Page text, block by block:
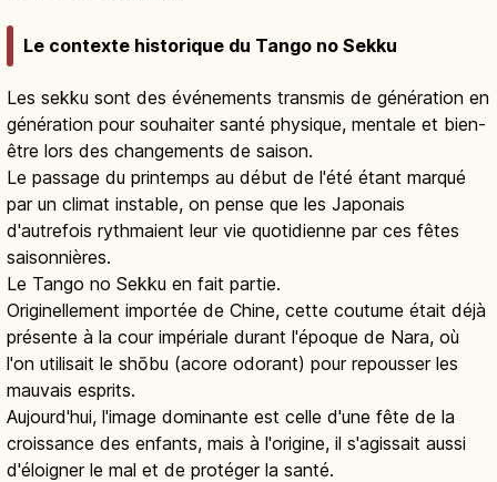
Le contexte historique du Tango no Sekku
Les sekku sont des événements transmis de génération en
génération pour souhaiter santé physique, mentale et bien-
être lors des changements de saison.
Le passage du printemps au début de l'été étant marqué
par un climat instable, on pense que les Japonais
d'autrefois rythmaient leur vie quotidienne par ces fêtes
saisonnières.
Le Tango no Sekku en fait partie.
Originellement importée de Chine, cette coutume était déjà
présente à la cour impériale durant l'époque de Nara, où
l'on utilisait le shōbu (acore odorant) pour repousser les
mauvais esprits.
Aujourd'hui, l'image dominante est celle d'une fête de la
croissance des enfants, mais à l'origine, il s'agissait aussi
d'éloigner le mal et de protéger la santé.